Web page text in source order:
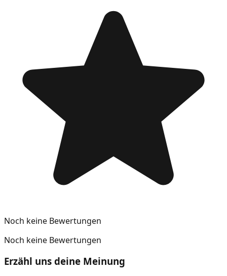
Noch keine Bewertungen
Noch keine Bewertungen
Erzähl uns deine Meinung